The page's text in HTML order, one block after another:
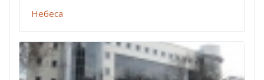
Небеса